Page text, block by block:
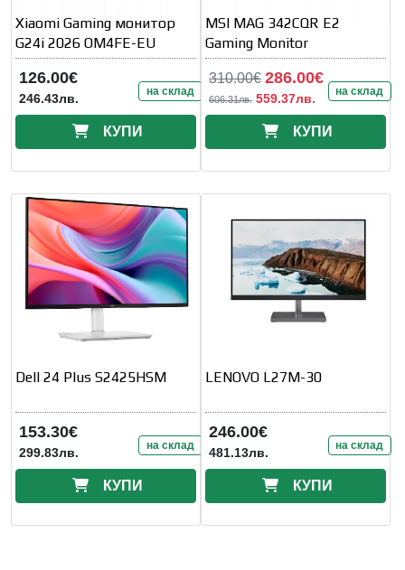
Xiaomi Gaming монитор
G24i 2026 OM4FE-EU
126.00€
246.43лв. на склад
КУПИ
MSI MAG 342CQR E2
Gaming Monitor
310.00€ 286.00€
606.31лв. 559.37лв. на склад
КУПИ
Dell 24 Plus S2425HSM
153.30€
299.83лв. на склад
КУПИ
LENOVO L27M-30
246.00€
481.13лв. на склад
КУПИ